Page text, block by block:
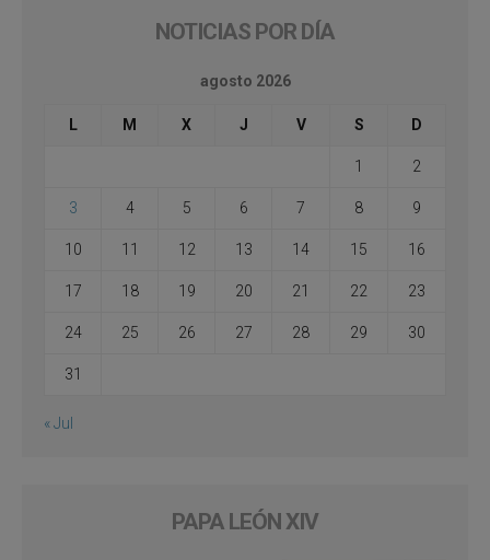
NOTICIAS POR DÍA
agosto 2026
L M X J V S D
1 2
3 4 5 6 7 8 9
10 11 12 13 14 15 16
17 18 19 20 21 22 23
24 25 26 27 28 29 30
31
« Jul
PAPA LEÓN XIV